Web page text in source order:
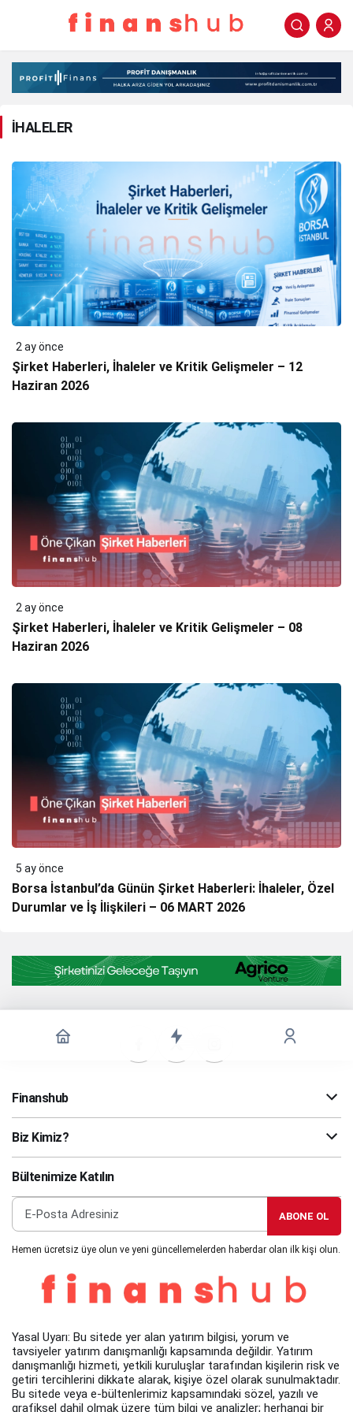
İHALELER
Haberleri
İHALELER
2 ay önce
Şirket Haberleri, İhaleler ve Kritik Gelişmeler – 12
Haziran 2026
2 ay önce
Şirket Haberleri, İhaleler ve Kritik Gelişmeler – 08
Haziran 2026
5 ay önce
Borsa İstanbul’da Günün Şirket Haberleri: İhaleler, Özel
Durumlar ve İş İlişkileri – 06 MART 2026
Finanshub
Biz Kimiz?
Bültenimize Katılın
ABONE OL
Hemen ücretsiz üye olun ve yeni güncellemelerden haberdar olan ilk kişi olun.
Yasal Uyarı: Bu sitede yer alan yatırım bilgisi, yorum ve
tavsiyeler yatırım danışmanlığı kapsamında değildir. Yatırım
danışmanlığı hizmeti, yetkili kuruluşlar tarafından kişilerin risk ve
getiri tercihlerini dikkate alarak, kişiye özel olarak sunulmaktadır.
Bu sitede veya e-bültenlerimiz kapsamındaki sözel, yazılı ve
grafiksel dahil olmak üzere tüm bilgi ve analizler; herhangi bir